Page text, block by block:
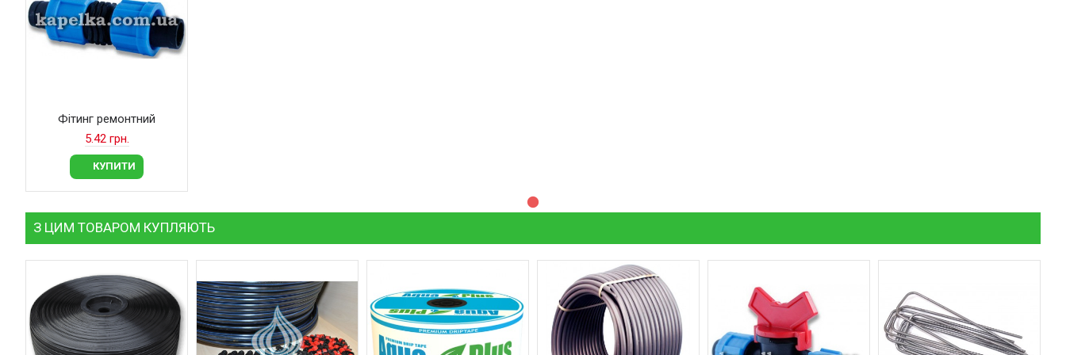
Фітинг ремонтний
5.42 грн.
КУПИТИ
З ЦИМ ТОВАРОМ КУПЛЯЮТЬ